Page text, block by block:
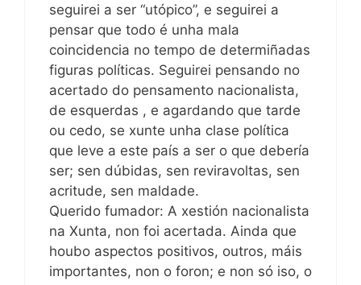
seguirei a ser “utópico”, e seguirei a
pensar que todo é unha mala
coincidencia no tempo de determiñadas
figuras políticas. Seguirei pensando no
acertado do pensamento nacionalista,
de esquerdas , e agardando que tarde
ou cedo, se xunte unha clase política
que leve a este país a ser o que debería
ser; sen dúbidas, sen reviravoltas, sen
acritude, sen maldade.
Querido fumador: A xestión nacionalista
na Xunta, non foi acertada. Ainda que
houbo aspectos positivos, outros, máis
importantes, non o foron; e non só iso, o